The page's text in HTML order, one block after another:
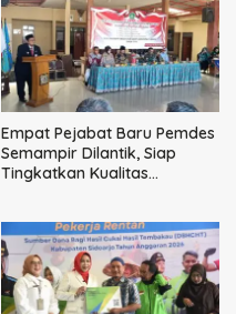
Empat Pejabat Baru Pemdes
Semampir Dilantik, Siap
Tingkatkan Kualitas